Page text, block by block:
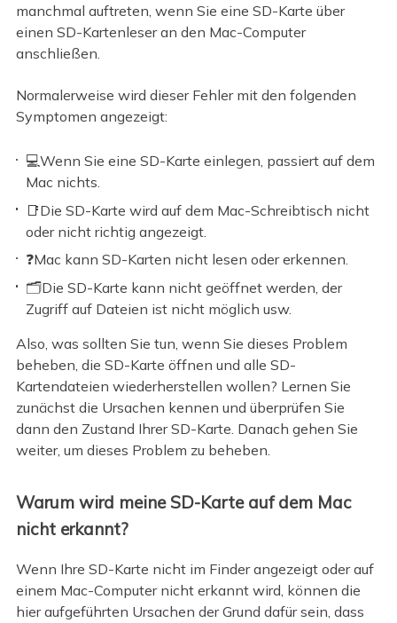
manchmal auftreten, wenn Sie eine SD-Karte über
einen SD-Kartenleser an den Mac-Computer
anschließen.
Normalerweise wird dieser Fehler mit den folgenden
Symptomen angezeigt:
💻Wenn Sie eine SD-Karte einlegen, passiert auf dem
Mac nichts.
📑Die SD-Karte wird auf dem Mac-Schreibtisch nicht
oder nicht richtig angezeigt.
❓Mac kann SD-Karten nicht lesen oder erkennen.
🗂️Die SD-Karte kann nicht geöffnet werden, der
Zugriff auf Dateien ist nicht möglich usw.
Also, was sollten Sie tun, wenn Sie dieses Problem
beheben, die SD-Karte öffnen und alle SD-
Kartendateien wiederherstellen wollen? Lernen Sie
zunächst die Ursachen kennen und überprüfen Sie
dann den Zustand Ihrer SD-Karte. Danach gehen Sie
weiter, um dieses Problem zu beheben.
Warum wird meine SD-Karte auf dem Mac
nicht erkannt?
Wenn Ihre SD-Karte nicht im Finder angezeigt oder auf
einem Mac-Computer nicht erkannt wird, können die
hier aufgeführten Ursachen der Grund dafür sein, dass